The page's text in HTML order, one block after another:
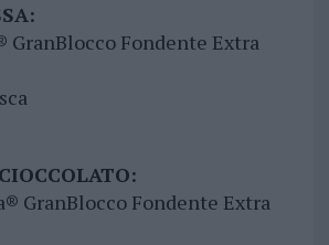
GranBlocco Fondente Extra
GranBlocco Fondente Extra